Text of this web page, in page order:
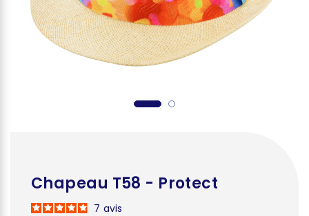
Chapeau T58 - Protect
7 avis